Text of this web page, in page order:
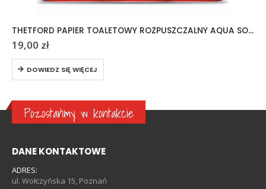
THETFORD PAPIER TOALETOWY ROZPUSZCZALNY AQUA SOFT 6 ROLEK
19,00 zł
DOWIEDZ SIĘ WIĘCEJ
Pozostańmy w kontakcie
DANE KONTAKTOWE
ADRES:
ul. Wołczyńska 15, Poznań